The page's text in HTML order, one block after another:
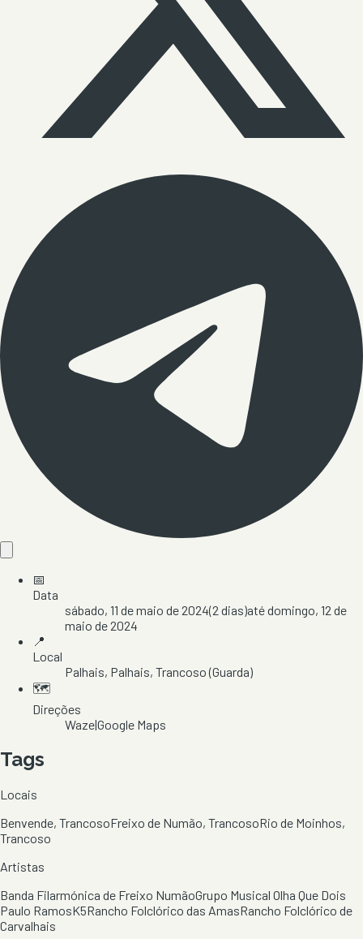
📅
Data
sábado, 11 de maio de 2024(2 dias)atédomingo, 12 de
maio de 2024
📍
Local
Palhais, Palhais, Trancoso(Guarda)
🗺️
Direções
Waze|Google Maps
Tags
Locais
Benvende, TrancosoFreixo de Numão, TrancosoRio de Moinhos,
Trancoso
Artistas
Banda Filarmónica de Freixo NumãoGrupo Musical Olha Que Dois
Paulo RamosK5Rancho Folclórico das AmasRancho Folclórico de
Carvalhais